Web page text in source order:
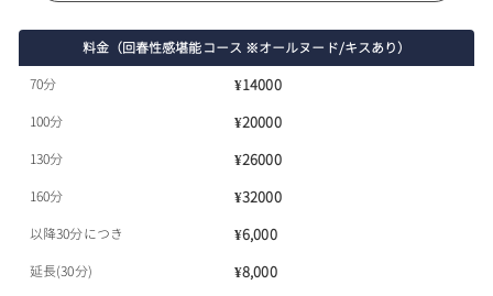
料金（回春性感堪能コース ※オールヌード/キスあり）
70分
¥14000
100分 ¥20000
130分 ¥26000
160分 ¥32000
以降30分につき ¥6,000
延長(30分) ¥8,000